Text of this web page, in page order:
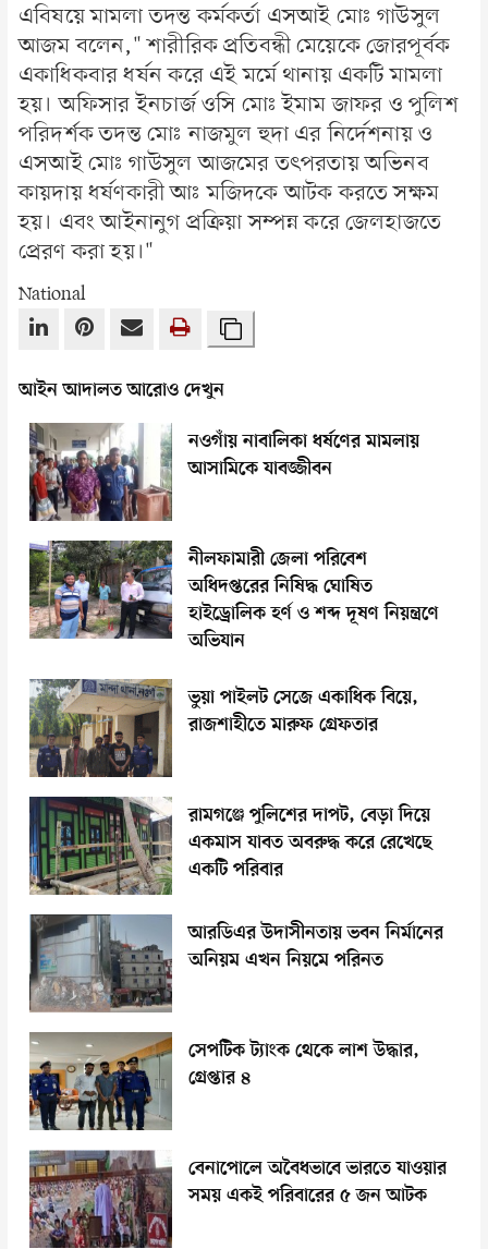
এবিষয়ে মামলা তদন্ত কর্মকর্তা এসআই মোঃ গাউসুল
আজম বলেন," শারীরিক প্রতিবন্ধী মেয়েকে জোরপূর্বক
একাধিকবার ধর্ষন করে এই মর্মে থানায় একটি মামলা
হয়। অফিসার ইনচার্জ ওসি মোঃ ইমাম জাফর ও পুলিশ
পরিদর্শক তদন্ত মোঃ নাজমুল হুদা এর নির্দেশনায় ও
এসআই মোঃ গাউসুল আজমের তৎপরতায় অভিনব
কায়দায় ধর্ষণকারী আঃ মজিদকে আটক করতে সক্ষম
হয়। এবং আইনানুগ প্রক্রিয়া সম্পন্ন করে জেলহাজতে
প্রেরণ করা হয়।"
National
আইন আদালত আরোও দেখুন
নওগাঁয় নাবালিকা ধর্ষণের মামলায়
আসামিকে যাবজ্জীবন
নীলফামারী জেলা পরিবেশ
অধিদপ্তরের নিষিদ্ধ ঘোষিত
হাইড্রোলিক হর্ণ ও শব্দ দূষণ নিয়ন্ত্রণে
অভিযান
ভুয়া পাইলট সেজে একাধিক বিয়ে,
রাজশাহীতে মারুফ গ্রেফতার
রামগঞ্জে পুলিশের দাপট, বেড়া দিয়ে
একমাস যাবত অবরুদ্ধ করে রেখেছে
একটি পরিবার
আরডিএর উদাসীনতায় ভবন নির্মানের
অনিয়ম এখন নিয়মে পরিনত
সেপটিক ট্যাংক থেকে লাশ উদ্ধার,
গ্রেপ্তার ৪
বেনাপোলে অবৈধভাবে ভারতে যাওয়ার
সময় একই পরিবারের ৫ জন আটক